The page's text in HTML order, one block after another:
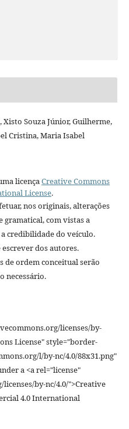
Souza Júnior, Guilherme,
Cristina, Maria Isabel
licençaCreative Commons
License.
nos originais, alterações
com vistas a
credibilidade do veículo.
dos autores.
de ordem conceitual serão
necessário.
licenses/by-
License" style="border-
l/by-nc/4.0/88x31.png"
a <a rel="license"
by-nc/4.0/">Creative
4.0 International